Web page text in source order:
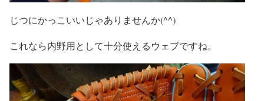
じつにかっこいいじゃありませんか(^^)
これなら内野用として十分使えるウェブですね。